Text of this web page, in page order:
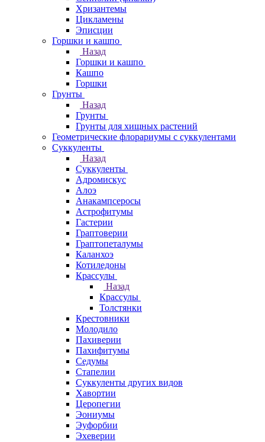
Хризантемы
Цикламены
Эписции
Горшки и кашпо
Назад
Горшки и кашпо
Кашпо
Горшки
Грунты
Назад
Грунты
Грунты для хищных растений
Геометрические флорариумы с суккулентами
Суккуленты
Назад
Суккуленты
Адромискус
Алоэ
Анакампсеросы
Астрофитумы
Гастерии
Граптоверии
Граптопеталумы
Каланхоэ
Котиледоны
Крассулы
Назад
Крассулы
Толстянки
Крестовники
Молодило
Пахиверии
Пахифитумы
Седумы
Стапелии
Суккуленты других видов
Хавортии
Церопегии
Эониумы
Эуфорбии
Эхеверии